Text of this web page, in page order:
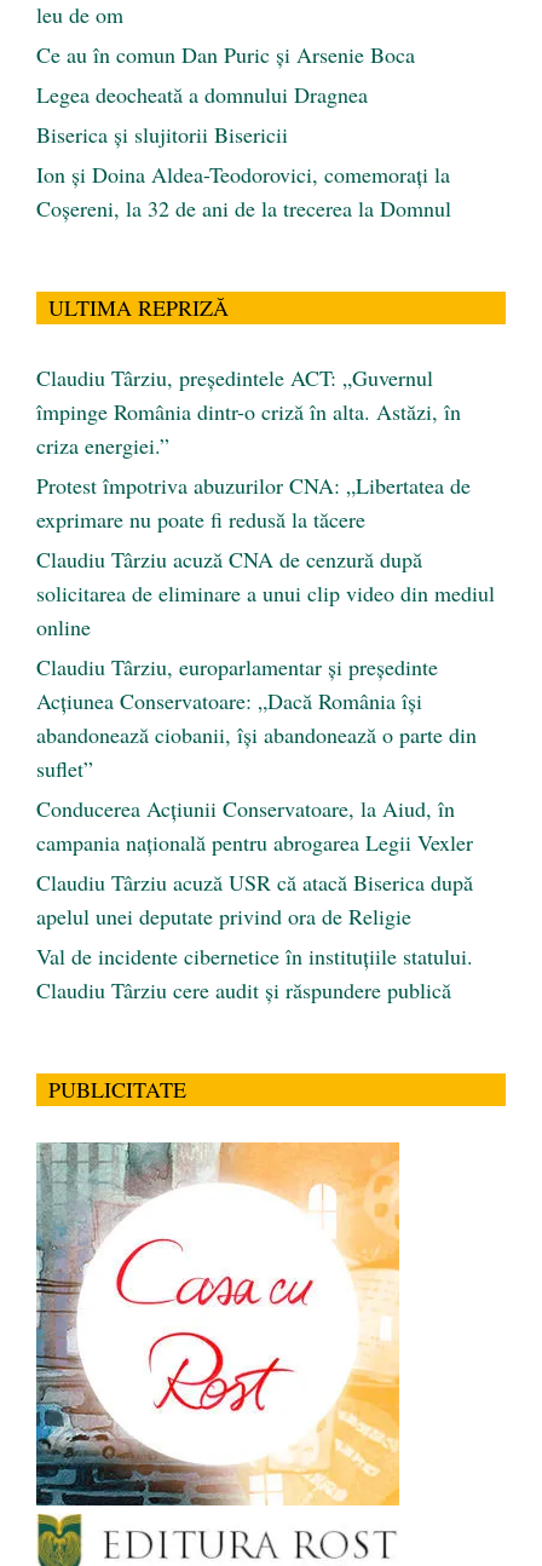
leu de om
Ce au în comun Dan Puric şi Arsenie Boca
Legea deocheată a domnului Dragnea
Biserica și slujitorii Bisericii
Ion și Doina Aldea-Teodorovici, comemorați la
Coșereni, la 32 de ani de la trecerea la Domnul
ULTIMA REPRIZĂ
Claudiu Târziu, președintele ACT: „Guvernul
împinge România dintr-o criză în alta. Astăzi, în
criza energiei.”
Protest împotriva abuzurilor CNA: „Libertatea de
exprimare nu poate fi redusă la tăcere
Claudiu Târziu acuză CNA de cenzură după
solicitarea de eliminare a unui clip video din mediul
online
Claudiu Târziu, europarlamentar și președinte
Acțiunea Conservatoare: „Dacă România își
abandonează ciobanii, își abandonează o parte din
suflet”
Conducerea Acțiunii Conservatoare, la Aiud, în
campania națională pentru abrogarea Legii Vexler
Claudiu Târziu acuză USR că atacă Biserica după
apelul unei deputate privind ora de Religie
Val de incidente cibernetice în instituțiile statului.
Claudiu Târziu cere audit și răspundere publică
PUBLICITATE